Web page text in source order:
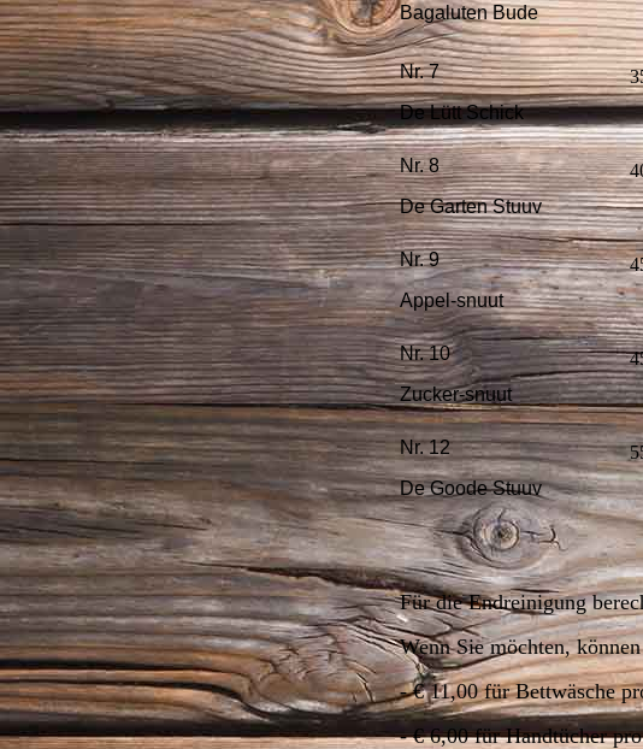
Bagaluten Bude
Nr. 7
De Lütt Schick
Nr. 8
De Garten Stuuv
Nr. 9
Appel-snuut
Nr. 10
Zucker-snuut
Nr. 12
De Goode Stuuv
Für die Endreinigung
Wenn Sie möchten,
- € 11,00 für Bettwäsche
- € 6,00 für Handtücher